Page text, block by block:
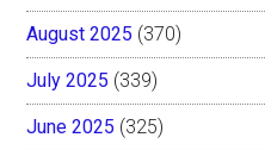
August 2025 (370)
July 2025 (339)
June 2025 (325)